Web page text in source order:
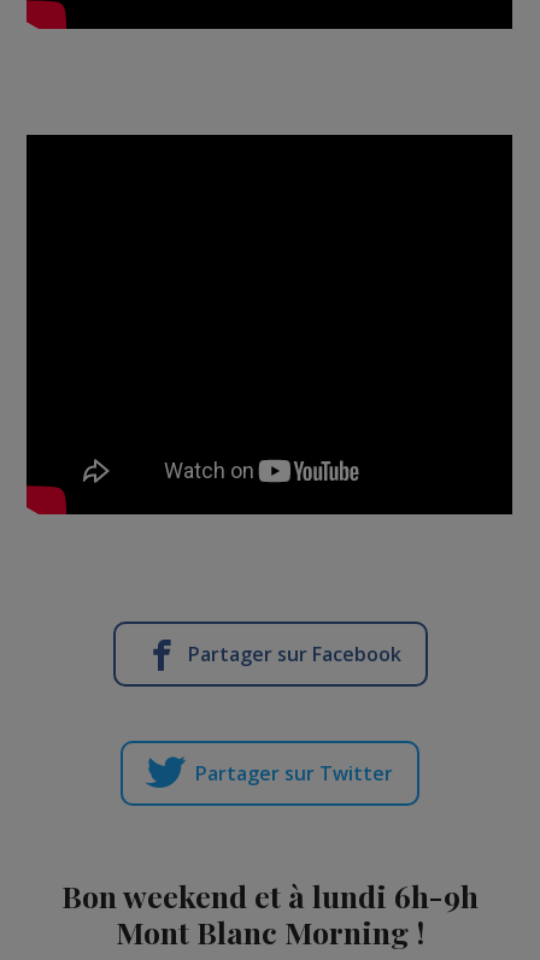
Partager sur Facebook
Partager sur Twitter
Bon weekend et à lundi 6h-9h
Mont Blanc Morning !